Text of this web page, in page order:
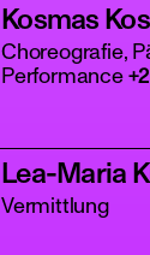
Kosmas
Choreografie,
Performance
Lea-Maria
Vermittlung